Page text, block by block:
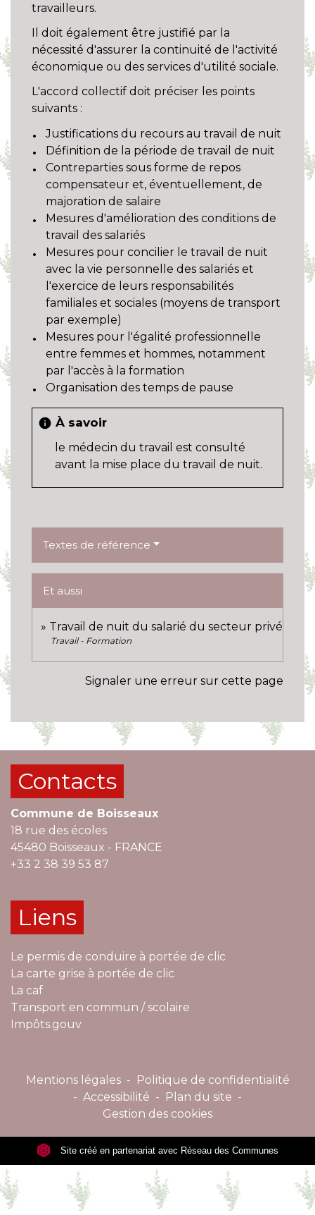
travailleurs.
Il doit également être justifié par la
nécessité d'assurer la continuité de l'activité
économique ou des services d'utilité sociale.
L'accord collectif doit préciser les points
suivants :
Justifications du recours au travail de nuit
Définition de la période de travail de nuit
Contreparties sous forme de repos
compensateur et, éventuellement, de
majoration de salaire
Mesures d'amélioration des conditions de
travail des salariés
Mesures pour concilier le travail de nuit
avec la vie personnelle des salariés et
l'exercice de leurs responsabilités
familiales et sociales (moyens de transport
par exemple)
Mesures pour l'égalité professionnelle
entre femmes et hommes, notamment
par l'accès à la formation
Organisation des temps de pause
info À savoir
le médecin du travail est consulté
avant la mise place du travail de nuit.
Textes de référence
Et aussi
Travail de nuit du salarié du secteur privé
Travail - Formation
Signaler une erreur sur cette page
Contacts
Commune de Boisseaux
18 rue des écoles
45480 Boisseaux - FRANCE
+33 2 38 39 53 87
Liens
Le permis de conduire à portée de clic
La carte grise à portée de clic
La caf
Transport en commun / scolaire
Impôts.gouv
Mentions légales - Politique de confidentialité
- Accessibilité - Plan du site -
Gestion des cookies
Site créé en partenariat avec Réseau des Communes